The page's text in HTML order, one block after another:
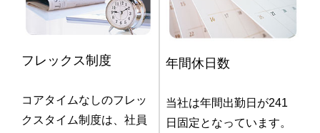
フレックス制度
コアタイムなしのフレッ
クスタイム制度は、社員
年間休日数
当社は年間出勤日が241
日固定となっています。